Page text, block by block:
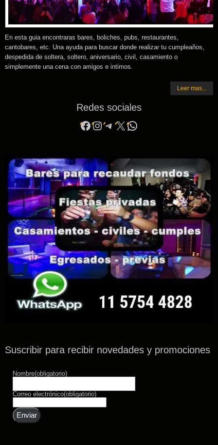
En esta guia encontraras bares, boliches, pubs, restaurantes,
cantobares, etc. Una ayuda para buscar donde realizar tu cumpleaños,
despedida de soltera, soltero, aniversario, civil, casamiento o
simplemente una cena con amigos e intimos.
Leer mas...
Redes sociales
Facebook
Instagram
Telegram
X WhatsApp
Suscribir para recibir novedades y promociones
Nombre(obligatorio)
Correo electrónico(obligatorio)
Enviar